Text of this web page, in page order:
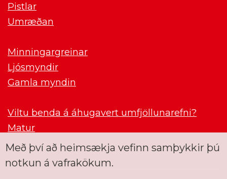
Pistlar
Umræðan
Minningargreinar
Ljósmyndir
Gamla myndin
Viltu benda á áhugavert umfjöllunarefni?
Matur
Með því að heimsækja vefinn samþykkir þú
notkun á vafrakökum.